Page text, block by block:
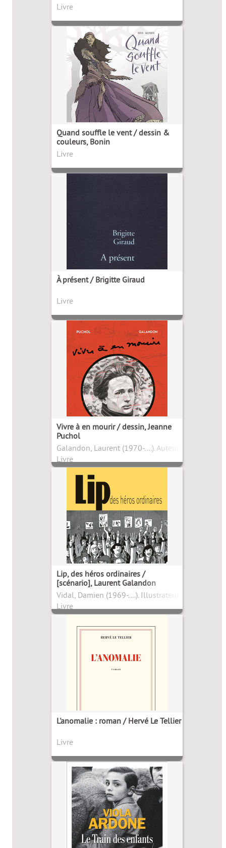
Livre
Quand souffle le vent / dessin &
couleurs, Bonin
Livre
À présent / Brigitte Giraud
Livre
Vivre à en mourir / dessin, Jeanne
Puchol
Galandon, Laurent (1970-....). Auteur
Livre
Lip, des héros ordinaires /
[scénario], Laurent Galandon
Vidal, Damien (1969-....). Illustrateur
Livre
L'anomalie : roman / Hervé Le Tellier
Livre